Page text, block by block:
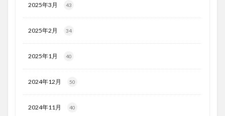
2025年3月 43
2025年2月 34
2025年1月 40
2024年12月 50
2024年11月 40